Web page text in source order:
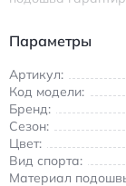
баскетбола и
подвижности.
подчеркивает
сочетается с
обеспечивает
всего дня.
легкому дизайну
Параметры
Артикул:
Код модели:
Бренд:
Сезон:
Цвет:
Вид спорта:
Материал